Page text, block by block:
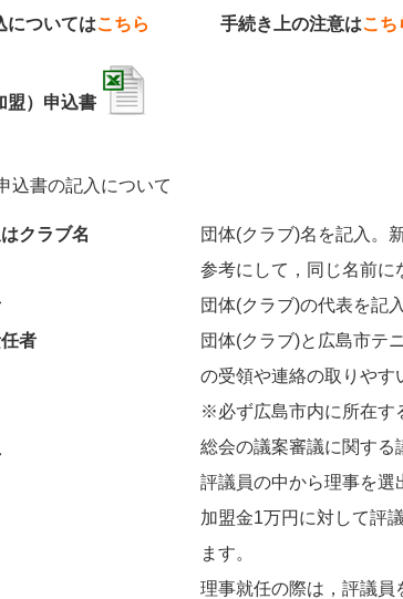
についてはこちら 手続き上の注意はこち
盟）申込書
込書の記入について
クラブ名
団体(クラブ)名を記入。
参考にして，同じ名前に
団体(クラブ)の代表を記
者
団体(クラブ)と広島市テ
の受領や連絡の取りやす
※必ず広島市内に所在す
総会の議案審議に関する
評議員の中から理事を選
加盟金1万円に対して評
ます。
理事就任の際は，評議員